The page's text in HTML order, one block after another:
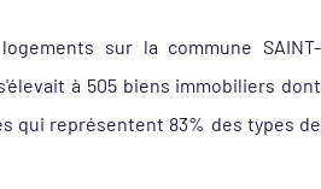
sur la commune SAINT-
s'élevait à 505 biens immobiliers dont
qui représentent 83% des types de